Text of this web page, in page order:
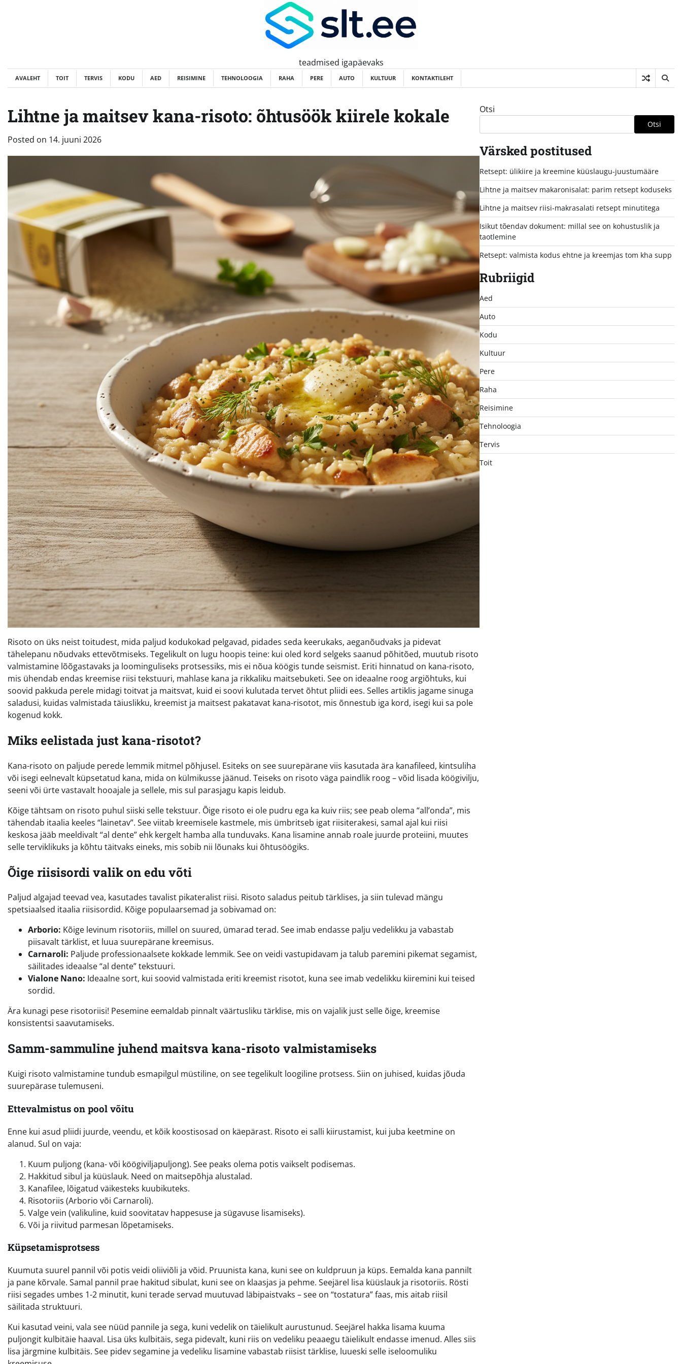
teadmised igapäevaks
AVALEHT TOIT TERVIS KODU AED REISIMINE TEHNOLOOGIA RAHA PERE AUTO KULTUUR KONTAKTILEHT
Lihtne ja maitsev kana-risoto: õhtusöök kiirele kokale
Posted on 14. juuni 2026
Risoto on üks neist toitudest, mida paljud kodukokad pelgavad, pidades seda keerukaks, aeganõudvaks ja pidevat
tähelepanu nõudvaks ettevõtmiseks. Tegelikult on lugu hoopis teine: kui oled kord selgeks saanud põhitõed, muutub risoto
valmistamine lõõgastavaks ja loominguliseks protsessiks, mis ei nõua köögis tunde seismist. Eriti hinnatud on kana-risoto,
mis ühendab endas kreemise riisi tekstuuri, mahlase kana ja rikkaliku maitsebuketi. See on ideaalne roog argiõhtuks, kui
soovid pakkuda perele midagi toitvat ja maitsvat, kuid ei soovi kulutada tervet õhtut pliidi ees. Selles artiklis jagame sinuga
saladusi, kuidas valmistada täiuslikku, kreemist ja maitsest pakatavat kana-risotot, mis õnnestub iga kord, isegi kui sa pole
kogenud kokk.
Miks eelistada just kana-risotot?
Kana-risoto on paljude perede lemmik mitmel põhjusel. Esiteks on see suurepärane viis kasutada ära kanafileed, kintsuliha
või isegi eelnevalt küpsetatud kana, mida on külmikusse jäänud. Teiseks on risoto väga paindlik roog – võid lisada köögivilju,
seeni või ürte vastavalt hooajale ja sellele, mis sul parasjagu kapis leidub.
Kõige tähtsam on risoto puhul siiski selle tekstuur. Õige risoto ei ole pudru ega ka kuiv riis; see peab olema “all’onda”, mis
tähendab itaalia keeles “lainetav”. See viitab kreemisele kastmele, mis ümbritseb igat riisiterakesi, samal ajal kui riisi
keskosa jääb meeldivalt “al dente” ehk kergelt hamba alla tunduvaks. Kana lisamine annab roale juurde proteiini, muutes
selle terviklikuks ja kõhtu täitvaks eineks, mis sobib nii lõunaks kui õhtusöögiks.
Õige riisisordi valik on edu võti
Paljud algajad teevad vea, kasutades tavalist pikateralist riisi. Risoto saladus peitub tärklises, ja siin tulevad mängu
spetsiaalsed itaalia riisisordid. Kõige populaarsemad ja sobivamad on:
Arborio: Kõige levinum risotoriis, millel on suured, ümarad terad. See imab endasse palju vedelikku ja vabastab
piisavalt tärklist, et luua suurepärane kreemisus.
Carnaroli: Paljude professionaalsete kokkade lemmik. See on veidi vastupidavam ja talub paremini pikemat segamist,
säilitades ideaalse “al dente” tekstuuri.
Vialone Nano: Ideaalne sort, kui soovid valmistada eriti kreemist risotot, kuna see imab vedelikku kiiremini kui teised
sordid.
Ära kunagi pese risotoriisi! Pesemine eemaldab pinnalt väärtusliku tärklise, mis on vajalik just selle õige, kreemise
konsistentsi saavutamiseks.
Samm-sammuline juhend maitsva kana-risoto valmistamiseks
Kuigi risoto valmistamine tundub esmapilgul müstiline, on see tegelikult loogiline protsess. Siin on juhised, kuidas jõuda
suurepärase tulemuseni.
Ettevalmistus on pool võitu
Enne kui asud pliidi juurde, veendu, et kõik koostisosad on käepärast. Risoto ei salli kiirustamist, kui juba keetmine on
alanud. Sul on vaja:
Kuum puljong (kana- või köögiviljapuljong). See peaks olema potis vaikselt podisemas.
Hakkitud sibul ja küüslauk. Need on maitsepõhja alustalad.
Kanafilee, lõigatud väikesteks kuubikuteks.
Risotoriis (Arborio või Carnaroli).
Valge vein (valikuline, kuid soovitatav happesuse ja sügavuse lisamiseks).
Või ja riivitud parmesan lõpetamiseks.
Küpsetamisprotsess
Kuumuta suurel pannil või potis veidi oliiviõli ja võid. Pruunista kana, kuni see on kuldpruun ja küps. Eemalda kana pannilt
ja pane kõrvale. Samal pannil prae hakitud sibulat, kuni see on klaasjas ja pehme. Seejärel lisa küüslauk ja risotoriis. Rösti
riisi segades umbes 1-2 minutit, kuni terade servad muutuvad läbipaistvaks – see on “tostatura” faas, mis aitab riisil
säilitada struktuuri.
Kui kasutad veini, vala see nüüd pannile ja sega, kuni vedelik on täielikult aurustunud. Seejärel hakka lisama kuuma
puljongit kulbitäie haaval. Lisa üks kulbitäis, sega pidevalt, kuni riis on vedeliku peaaegu täielikult endasse imenud. Alles siis
lisa järgmine kulbitäis. See pidev segamine ja vedeliku lisamine vabastab riisist tärklise, luueski selle iseloomuliku
Otsi
Otsi
Värsked postitused
Retsept: ülikiire ja kreemine küüslaugu-juustumääre
Lihtne ja maitsev makaronisalat: parim retsept koduseks
Lihtne ja maitsev riisi-makrasalati retsept minutitega
Isikut tõendav dokument: millal see on kohustuslik ja
taotlemine
Retsept: valmista kodus ehtne ja kreemjas tom kha supp
Rubriigid
Aed
Auto
Kodu
Kultuur
Pere
Raha
Reisimine
Tehnoloogia
Tervis
Toit